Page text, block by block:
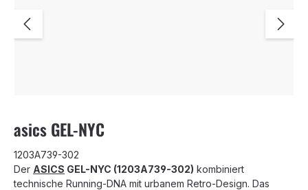
asics GEL-NYC
1203A739-302
Der ASICS GEL-NYC (1203A739-302) kombiniert
technische Running-DNA mit urbanem Retro-Design. Das